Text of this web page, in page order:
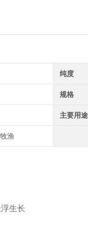
纯度
规格
主要用途
渔
生长